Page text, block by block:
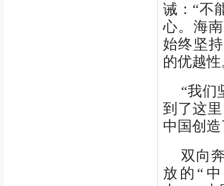
诫：“不
心。海
始终坚
的优越性
“我们
到了这
中国创
双向
放的“